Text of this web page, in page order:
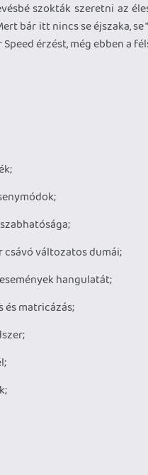
szokták szeretni az
bár itt nincs se éjszaka,
érzést, még ebben a
változatos dumái;
hangulatát;
és matricázás;